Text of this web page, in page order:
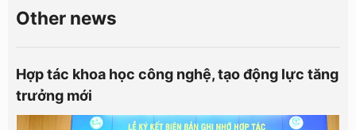
Other news
Hợp tác khoa học công nghệ, tạo động lực tăng
trưởng mới